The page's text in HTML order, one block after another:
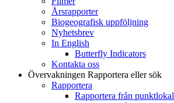
Årsrapporter
Biogeografisk uppföljning
Nyhetsbrev
In English
Butterfly Indicators
Kontakta oss
Övervakningen Rapportera eller sök
Rapportera
Rapportera från punktlokal